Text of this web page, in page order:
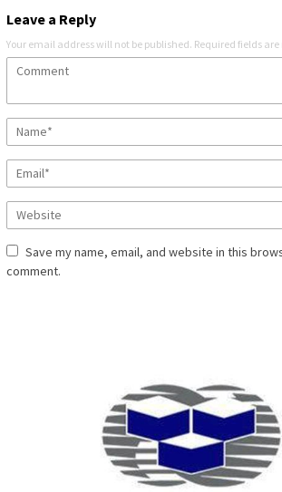
Leave a Reply
Your email address will not be published. Required fields
Save my name, email, and website in this
comment.